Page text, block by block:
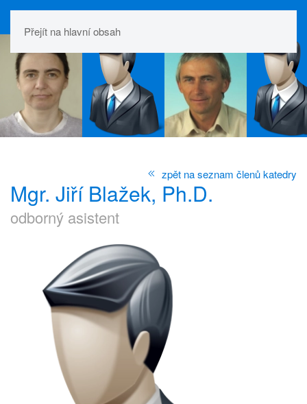
Přejít na hlavní obsah
zpět na seznam členů katedry
Mgr. Jiří Blažek, Ph.D.
odborný asistent